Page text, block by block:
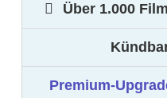
Über 1.000
Premium-